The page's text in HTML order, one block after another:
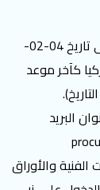
• موعد استقبال العروض من تاريخ نشر الاعلان إلى تاريخ 04-02-
بتوقيت تركيا كآخر موعد
البريد
والأوراق